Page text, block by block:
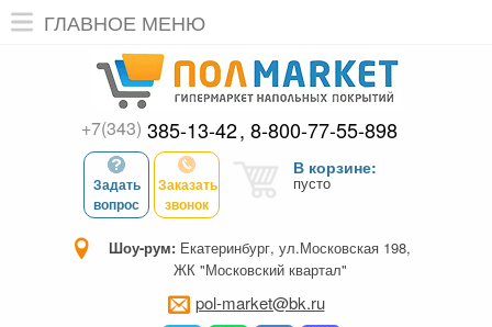
ГЛАВНОЕ МЕНЮ
+7(343) 385-13-42 8-800-77-55-898
Задать
вопрос
Заказать
звонок
В корзине:
пусто
Шоу-рум: Екатеринбург, ул.Московская 198,
ЖК "Московский квартал"
pol-market@bk.ru